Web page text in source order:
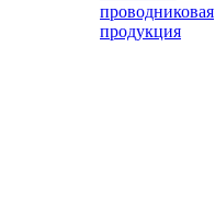
проводниковая
продукция